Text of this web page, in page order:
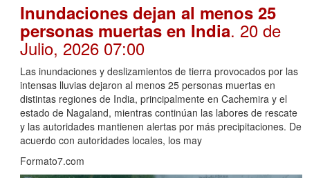
Inundaciones dejan al menos 25
personas muertas en India. 20 de
Julio, 2026 07:00
Las inundaciones y deslizamientos de tierra provocados por las
intensas lluvias dejaron al menos 25 personas muertas en
distintas regiones de India, principalmente en Cachemira y el
estado de Nagaland, mientras continúan las labores de rescate
y las autoridades mantienen alertas por más precipitaciones. De
acuerdo con autoridades locales, los may
Formato7.com